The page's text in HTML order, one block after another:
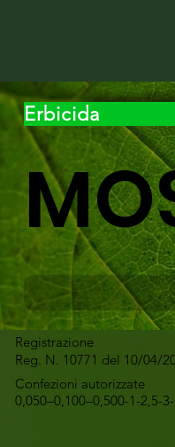
Erbicida
Registrazione
Reg. N. 10771 del 10/04/
Confezioni autorizzate
0,050–0,100–0,500-1-2,5-